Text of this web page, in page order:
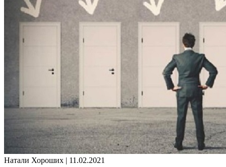
Натали Хороших | 11.02.2021